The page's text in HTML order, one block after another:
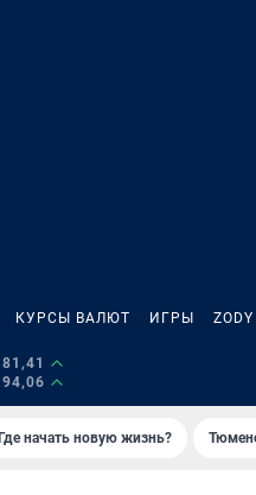
КУРСЫ ВАЛЮТ ИГРЫ ZODY
94,06
Где начать новую жизнь?